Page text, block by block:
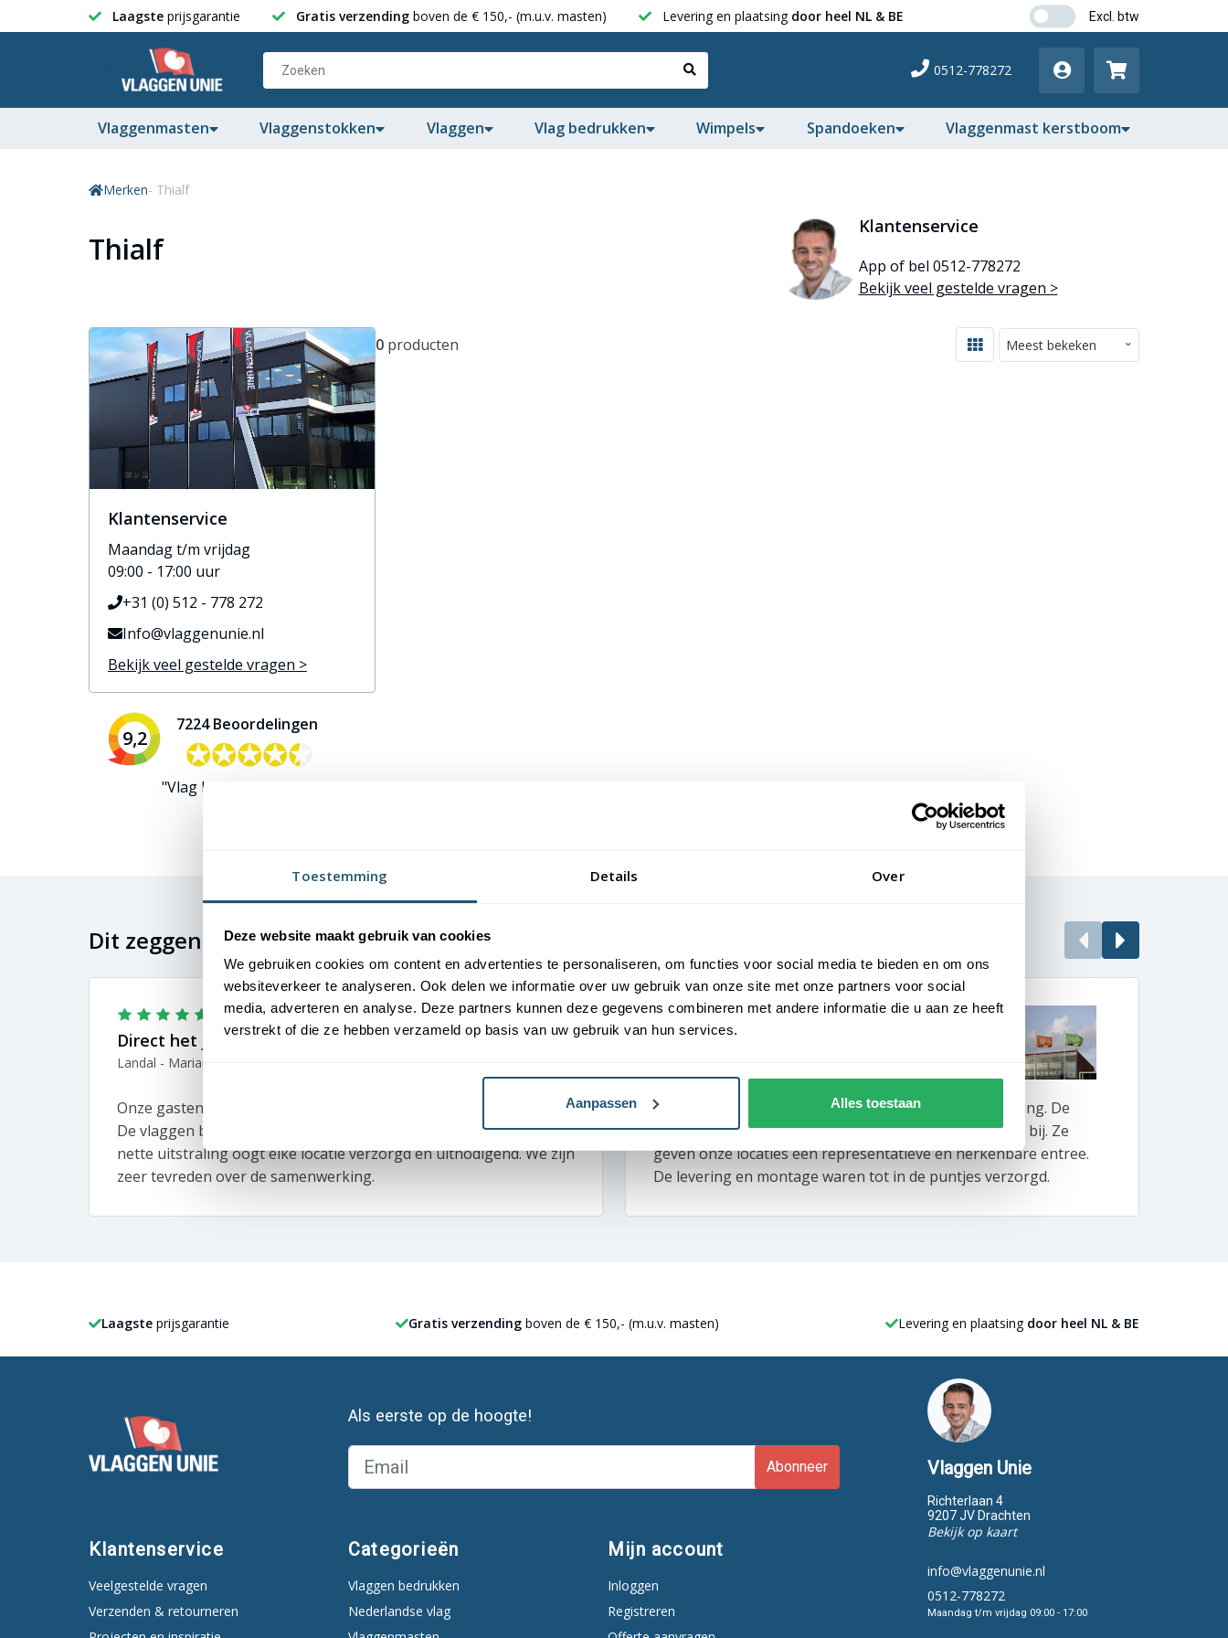
Toestemming Details Over
Deze website maakt gebruik van cookies
We gebruiken cookies om content en advertenties te personaliseren, om functies voor social media te bieden en om ons
websiteverkeer te analyseren. Ook delen we informatie over uw gebruik van onze site met onze partners voor social
media, adverteren en analyse. Deze partners kunnen deze gegevens combineren met andere informatie die u aan ze heeft
verstrekt of die ze hebben verzameld op basis van uw gebruik van hun services.
Aanpassen Alles toestaan
Laagste prijsgarantie Gratis verzending boven de € 150,- (m.u.v. masten) Levering en plaatsing door heel NL & BE
0512-778272
Vlaggenmasten Vlaggenstokken Vlaggen Vlag bedrukken Wimpels Spandoeken Vlaggenmast kerstboom
Merken- Thialf
Thialf
Klantenservice
App of bel 0512-778272
Bekijk veel gestelde vragen >
Klantenservice
Maandag t/m vrijdag
09:00 - 17:00 uur
+31 (0) 512 - 778 272
Info@vlaggenunie.nl
Bekijk veel gestelde vragen >
9,2
7224 Beoordelingen
✪✪✪✪✪
✪✪✪✪✪
"Vlag hangt tperfect bij !"
0 producten
Dit zeggen onze klanten
Direct het juiste vakantiegevoel
Landal - Marianne
Onze gasten moeten vanaf aankomst het vakantiegevoel ervaren.
De vlaggen bij onze parken zetten direct de juiste toon. Dankzij de
nette uitstraling oogt elke locatie verzorgd en uitnodigend. We zijn
zeer tevreden over de samenwerking.
Professionele en gastvrije uitstraling
Bij Van der Valk draait alles om gastvrijheid en uitstraling. De
vlaggenmasten bij ons hotels dragen daar perfect aan bij. Ze
geven onze locaties een representatieve en herkenbare entree.
De levering en montage waren tot in de puntjes verzorgd.
Laagste prijsgarantie Gratis verzending boven de € 150,- (m.u.v. masten) Levering en plaatsing door heel NL & BE
Als eerste op de hoogte!
Abonneer
Klantenservice
Veelgestelde vragen
Verzenden & retourneren
Categorieën
Vlaggen bedrukken
Nederlandse vlag
Mijn account
Inloggen
Registreren
Vlaggen Unie
Richterlaan 4
9207 JV Drachten
Bekijk op kaart
info@vlaggenunie.nl
0512-778272
Maandag t/m vrijdag 09:00 - 17:00